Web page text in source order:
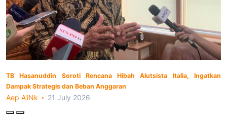
TB Hasanuddin Soroti Rencana Hibah Alutsista Italia, Ingatkan
Dampak Strategis dan Beban Anggaran
Aep A'iNk 21 July 2026